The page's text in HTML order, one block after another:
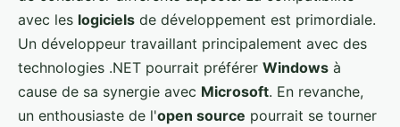
avec les logiciels de développement est primordiale.
Un développeur travaillant principalement avec des
technologies .NET pourrait préférer Windows à
cause de sa synergie avec Microsoft. En revanche,
un enthousiaste de l'open source pourrait se tourner